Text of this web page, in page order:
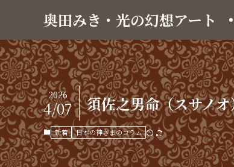
奥田みき・光の幻想アート
須佐之男命（スサノ
2026
4/07
新着 日本の神さまのコラム